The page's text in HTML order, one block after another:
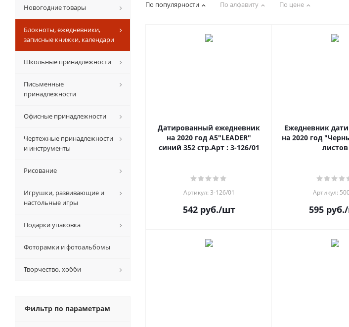
По популярности По алфавиту По цене
Датированный ежедневник
на 2020 год А5"LEADER"
синий 352 стр.Арт : 3-126/01
Артикул: 3-126/01
542руб./шт
Ежедневник
на 2020 год
листов
Артикул:
595руб.
Новогодние товары
Блокноты, ежедневники,
записные книжки, календари
Школьные принадлежности
Письменные
принадлежности
Офисные принадлежности
Чертежные принадлежности
и инструменты
Рисование
Игрушки, развивающие и
настольные игры
Подарки упаковка
Фоторамки и фотоальбомы
Творчество, хобби
Фильтр по параметрам